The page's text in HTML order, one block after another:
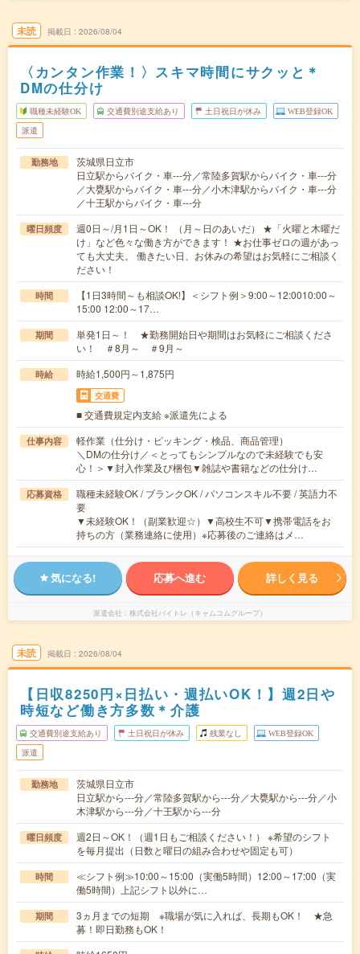
未読 掲載日 2026/08/04
〈カンタン作業！〉スキマ時間にサクッと＊
DMの仕分け
職種未経験OK 交通費別途支給あり 土日祝日が休み WEB登録OK
派遣
勤務地
茨城県日立市
日立駅からバイク・車---分／常陸多賀駅からバイク・車---分
／大甕駅からバイク・車---分／小木津駅からバイク・車---分
／十王駅からバイク・車---分
曜日頻度
週0日～/月1日～OK！ （月～日のあいだ） ★「火曜と木曜だ
け」など色々な働き方ができます！ ★お仕事ゼロの週があっ
ても大丈夫。 働きたい日、お休みの希望はお気軽にご相談く
ださい！
時間
【1日3時間～も相談OK!】＜シフト例＞9:00～12:0010:00～
15:00 12:00～17…
期間
単発1日～！ ★勤務開始日や期間はお気軽にご相談くださ
い！ ＃8月～ ＃9月～
時給 時給1,500円～1,875円
交通費
■ 交通費規定内支給 ※派遣先による
仕事内容
軽作業（仕分け・ピッキング・検品、商品管理）
＼DMの仕分け／＜とってもシンプルなので未経験でも安
心！＞▼封入作業及び梱包▼雑誌や書籍などの仕分け…
応募資格
職種未経験OK / ブランクOK / パソコンスキル不要 / 英語力不
要
▼未経験OK！（副業歓迎☆）▼高校生不可▼携帯電話をお
持ちの方（業務連絡に使用）※応募後のご連絡はメ…
気になる! 応募へ進む 詳しく見る
派遣会社 株式会社バイトレ（キャムコムグループ）
未読 掲載日 2026/08/04
【日収8250円×日払い・週払いOK！】週2日や
時短など働き方多数＊介護
交通費別途支給あり 土日祝日が休み 残業なし WEB登録OK
派遣
勤務地
茨城県日立市
日立駅から---分／常陸多賀駅から---分／大甕駅から---分／小
木津駅から---分／十王駅から---分
曜日頻度
週2日～OK！（週1日もご相談ください！） ※希望のシフト
を毎月提出（日数と曜日の組み合わせや固定も可）
時間
≪シフト例≫10:00～15:00（実働5時間）12:00～17:00（実
働5時間）上記シフト以外に…
期間
3ヵ月までの短期 ※職場が気に入れば、長期もOK！ ★急
募！即日勤務もOK！